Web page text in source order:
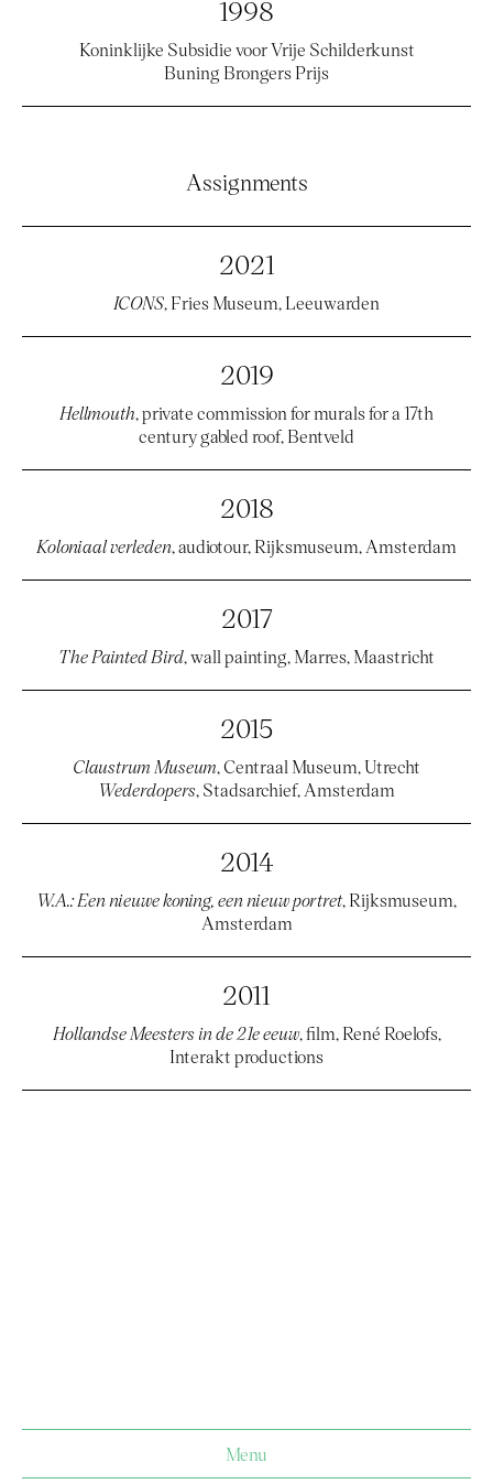
1998
Koninklijke Subsidie voor Vrije Schilderkunst
Buning Brongers Prijs
Assignments
2021
ICONS, Fries Museum, Leeuwarden
2019
Hellmouth, private commission for murals for a 17th
century gabled roof, Bentveld
2018
Koloniaal verleden, audiotour, Rijksmuseum, Amsterdam
2017
The Painted Bird, wall painting, Marres, Maastricht
2015
Claustrum Museum, Centraal Museum, Utrecht
Wederdopers, Stadsarchief, Amsterdam
2014
W.A.: Een nieuwe koning, een nieuw portret, Rijksmuseum,
Amsterdam
2011
Hollandse Meesters in de 21e eeuw, film, René Roelofs,
Interakt productions
Menu